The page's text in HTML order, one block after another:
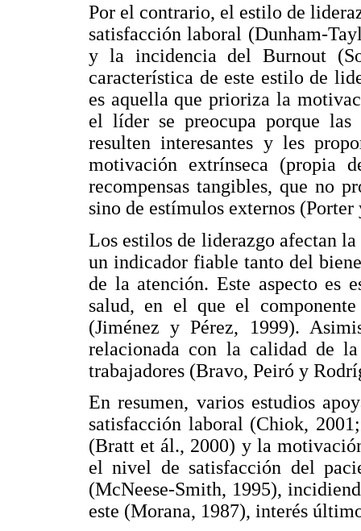
Por el contrario, el estilo de
satisfacción laboral (Dunham-
y la incidencia del Burnout
característica de este estilo de
es aquella que prioriza la
el líder se preocupa porque las
resulten interesantes y les
motivación extrínseca (propia
recompensas tangibles, que no
sino de estímulos externos
Los estilos de liderazgo afectan
un indicador fiable tanto del
de la atención. Este aspecto es
salud, en el que el
(Jiménez y Pérez, 1999).
relacionada con la calidad de
trabajadores (Bravo, Peiró y
En resumen, varios estudios
satisfacción laboral (Chiok,
(Bratt et ál., 2000) y la
el nivel de satisfacción del
(McNeese-Smith, 1995),
este (Morana, 1987), interés